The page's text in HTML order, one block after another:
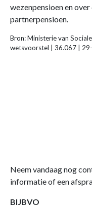
wezenpensioen en
partnerpensioen.
Bron: Ministerie van
wetsvoorstel | 36.067 |
Neem vandaag nog
informatie of een
BIJBVO